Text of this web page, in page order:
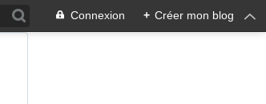
Connexion + Créer mon blog